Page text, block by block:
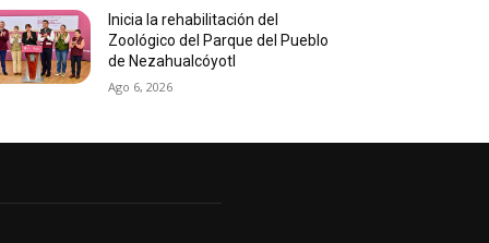
Inicia la rehabilitación del
Zoológico del Parque del Pueblo
de Nezahualcóyotl
Ago 6, 2026